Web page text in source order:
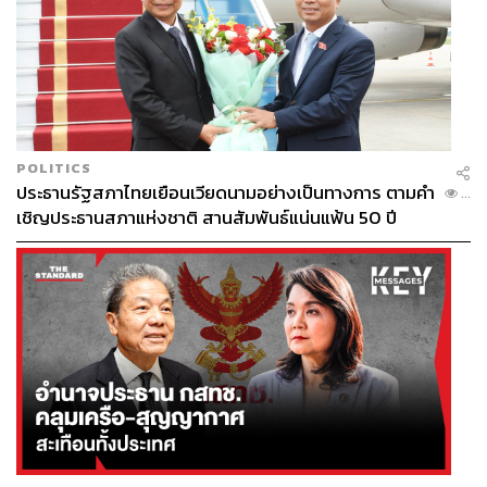
POLITICS
ประธานรัฐสภาไทยเยือนเวียดนามอย่างเป็นทางการ ตามคำ
เชิญประธานสภาแห่งชาติ สานสัมพันธ์แน่นแฟ้น 50 ปี
...